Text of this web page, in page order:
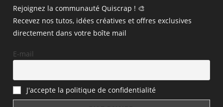
Rejoignez la communauté Quiscrap ! 🎨
Recevez nos tutos, idées créatives et offres exclusives
directement dans votre boîte mail
E-mail
J'accepte la politique de confidentialité